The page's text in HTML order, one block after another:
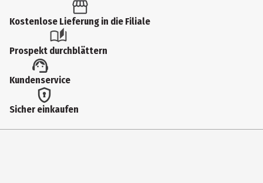
Kostenlose Lieferung in die Filiale
Prospekt durchblättern
Kundenservice
Sicher einkaufen